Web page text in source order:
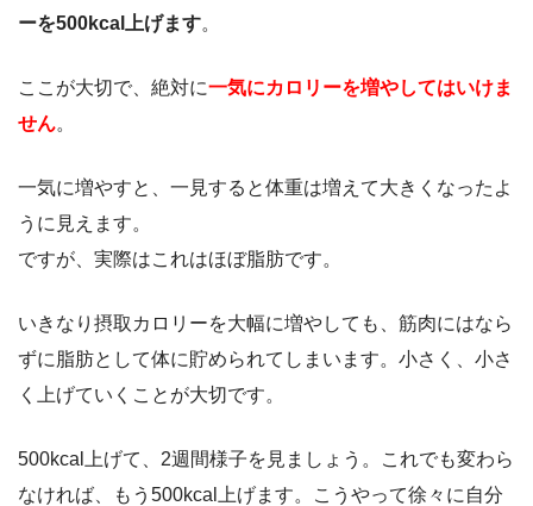
ーを500kcal上げます。
ここが大切で、絶対に一気にカロリーを増やしてはいけま
せん。
一気に増やすと、一見すると体重は増えて大きくなったよ
うに見えます。
ですが、実際はこれはほぼ脂肪です。
いきなり摂取カロリーを大幅に増やしても、筋肉にはなら
ずに脂肪として体に貯められてしまいます。小さく、小さ
く上げていくことが大切です。
500kcal上げて、2週間様子を見ましょう。これでも変わら
なければ、もう500kcal上げます。こうやって徐々に自分